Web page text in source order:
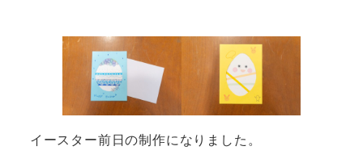
イースター前日の制作になりました。